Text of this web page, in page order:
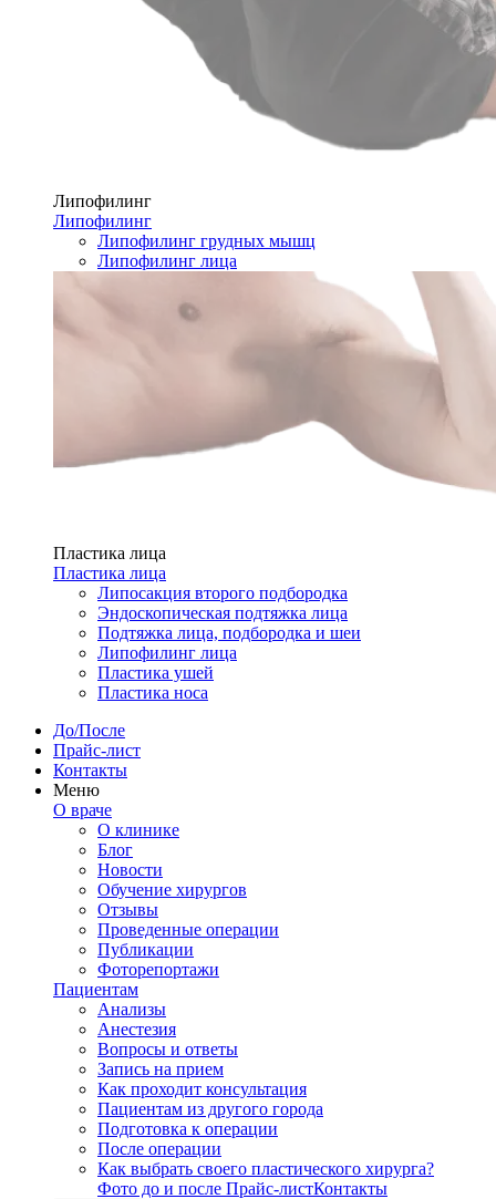
Липофилинг
Липофилинг
Липофилинг грудных мышц
Липофилинг лица
Пластика лица
Пластика лица
Липосакция второго подбородка
Эндоскопическая подтяжка лица
Подтяжка лица, подбородка и шеи
Липофилинг лица
Пластика ушей
Пластика носа
До/После
Прайс-лист
Контакты
Меню
О враче
О клинике
Блог
Новости
Обучение хирургов
Отзывы
Проведенные операции
Публикации
Фоторепортажи
Пациентам
Анализы
Анестезия
Вопросы и ответы
Запись на прием
Как проходит консультация
Пациентам из другого города
Подготовка к операции
После операции
Как выбрать своего пластического хирурга?
Фото до и после Прайс-листКонтакты